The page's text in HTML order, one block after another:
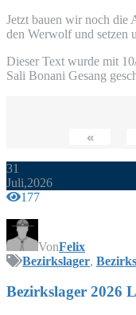
Jetzt bau­en wir noch die
den Wer­wolf und set­zen
Die­ser Text wur­de mit
Sali Bona­ni Gesang
«
31
Juli,2026
177
VonFelix
Bezirkslager,
Bezirks­la­ger 2026